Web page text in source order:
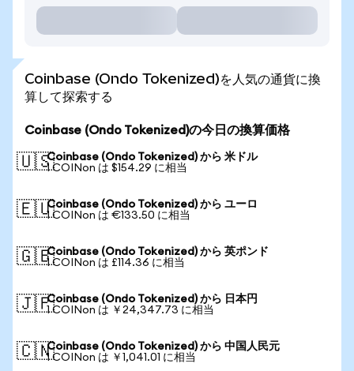
Coinbase (Ondo Tokenized)を人気の通貨に換
算して探索する
Coinbase (Ondo Tokenized)の今日の換算価格
🇺🇸Coinbase (Ondo Tokenized) から 米ドル
1 COINon は $154.29 に相当
🇪🇺Coinbase (Ondo Tokenized) から ユーロ
1 COINon は €133.50 に相当
🇬🇧Coinbase (Ondo Tokenized) から 英ポンド
1 COINon は £114.36 に相当
🇯🇵Coinbase (Ondo Tokenized) から 日本円
1 COINon は ￥24,347.73 に相当
🇨🇳Coinbase (Ondo Tokenized) から 中国人民元
1 COINon は ￥1,041.01 に相当